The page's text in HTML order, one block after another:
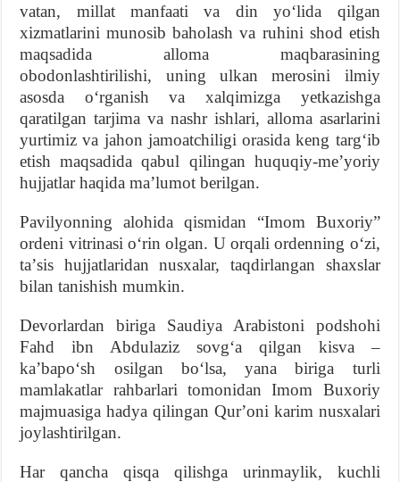
vatan, millat manfaati va din yoʻlida qilgan
xizmatlarini munosib baholash va ruhini shod etish
maqsadida alloma maqbarasining
obodonlashtirilishi, uning ulkan merosini ilmiy
asosda oʻrganish va xalqimizga yetkazishga
qaratilgan tarjima va nashr ishlari, alloma asarlarini
yurtimiz va jahon jamoatchiligi orasida keng targʻib
etish maqsadida qabul qilingan huquqiy-meʼyoriy
hujjatlar haqida maʼlumot berilgan.
Pavilyonning alohida qismidan “Imom Buxoriy”
ordeni vitrinasi oʻrin olgan. U orqali ordenning oʻzi,
taʼsis hujjatlaridan nusxalar, taqdirlangan shaxslar
bilan tanishish mumkin.
Devorlardan biriga Saudiya Arabistoni podshohi
Fahd ibn Abdulaziz sovgʻa qilgan kisva –
kaʼbapoʻsh osilgan boʻlsa, yana biriga turli
mamlakatlar rahbarlari tomonidan Imom Buxoriy
majmuasiga hadya qilingan Qurʼoni karim nusxalari
joylashtirilgan.
Har qancha qisqa qilishga urinmaylik, kuchli